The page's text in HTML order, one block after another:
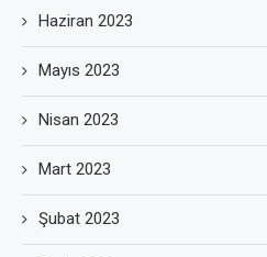
Haziran 2023
Mayıs 2023
Nisan 2023
Mart 2023
Şubat 2023